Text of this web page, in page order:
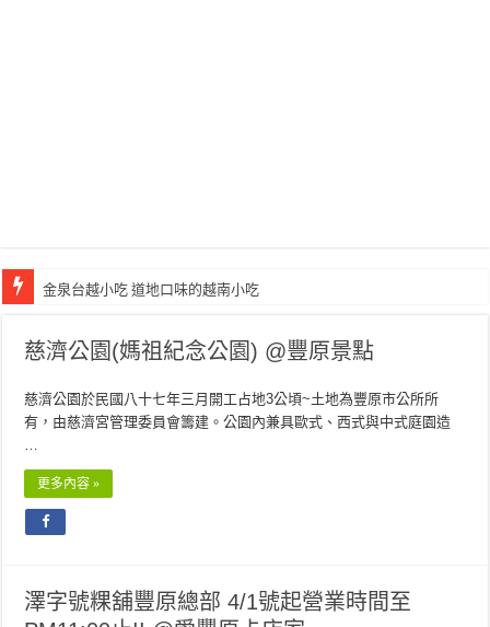
金泉台越小吃 道地口味的越南小吃
愛豐原卡 12年紀念版更新
慈濟公園(媽祖紀念公園) @豐原景點
慈濟公園於民國八十七年三月開工占地3公頃~土地為豐原市公所所
有，由慈濟宮管理委員會籌建。公園內兼具歐式、西式與中式庭園造
…
更多內容 »
澤字號粿舖豐原總部 4/1號起營業時間至